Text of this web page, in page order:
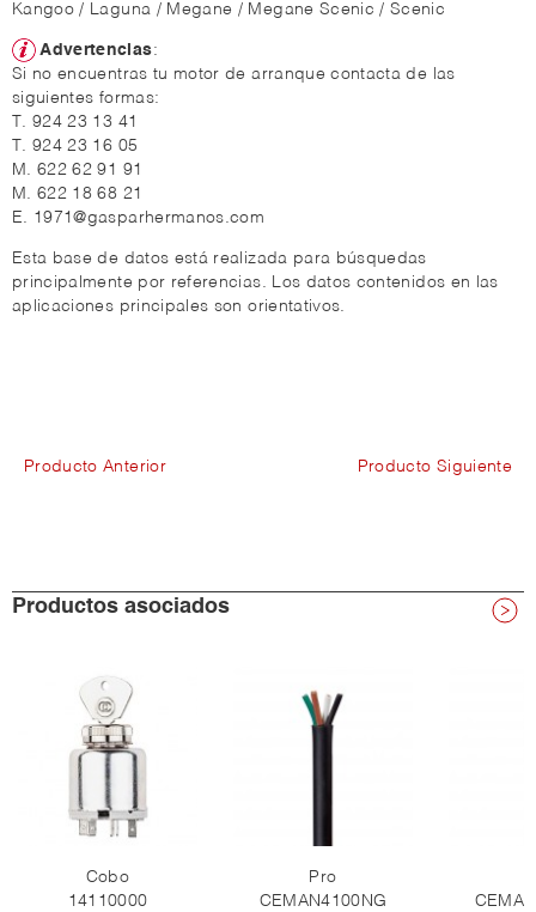
Kangoo / Laguna / Megane / Megane Scenic / Scenic
Advertencias:
Si no encuentras tu motor de arranque contacta de las
siguientes formas:
T. 924 23 13 41
T. 924 23 16 05
M. 622 62 91 91
M. 622 18 68 21
E. 1971@gasparhermanos.com
Esta base de datos está realizada para búsquedas
principalmente por referencias. Los datos contenidos en las
aplicaciones principales son orientativos.
Producto Anterior Producto Siguiente
Productos asociados
Cobo
14110000
Pro
CEMAN4100NG